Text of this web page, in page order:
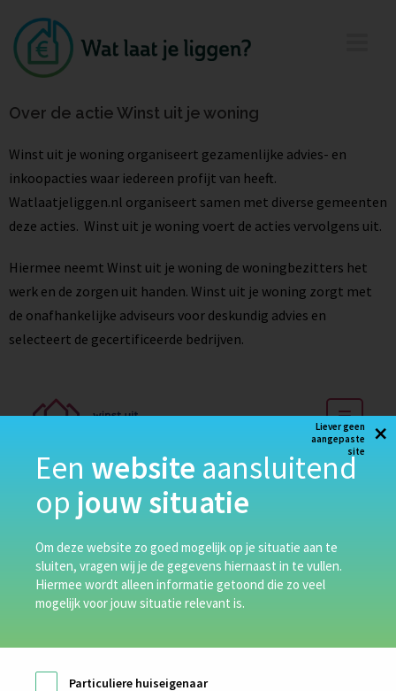
Over de actie Winst uit je woning
Winst uit je woning organiseert gezamenlijke advies- en
inkoopacties waar iedereen profijt van heeft.
Watlaatjeliggen.nl organiseert samen met diverse gemeenten
deze acties. Winst uit je woning voert de acties vervolgens uit.
Hiermee neemt Winst uit je woning de woningbezitters het
werk en de zorgen uit handen. Winst uit je woning zorgt met
de onafhankelijke adviseurs voor deskundig advies en
selecteert de gecertificeerde bedrijven.
Een website aansluitend
op jouw situatie
Om deze website zo goed mogelijk op je situatie aan te
sluiten, vragen wij je de gegevens hiernaast in te vullen.
Hiermee wordt alleen informatie getoond die zo veel
mogelijk voor jouw situatie relevant is.
Liever geen
aangepaste
site
×
Particuliere huiseigenaar